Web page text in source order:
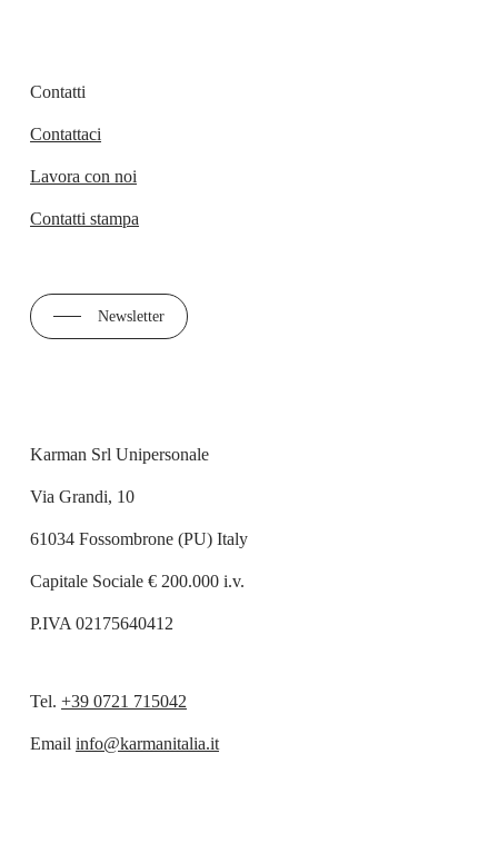
Contatti
Contattaci
Lavora con noi
Contatti stampa
Newsletter
Karman Srl Unipersonale
Via Grandi, 10
61034 Fossombrone (PU) Italy
Capitale Sociale € 200.000 i.v.
P.IVA 02175640412
Tel.+39 0721 715042
Emailinfo@karmanitalia.it